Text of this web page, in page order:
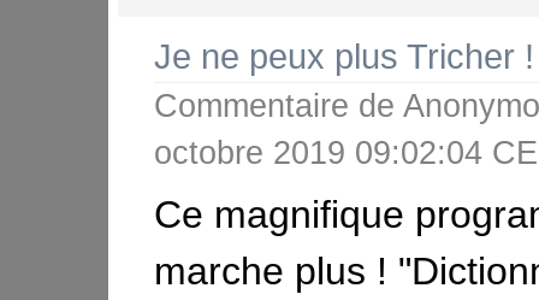
Je ne peux plus Tricher !
Commentaire de
octobre 2019 09:02:04
Ce magnifique
marche plus !